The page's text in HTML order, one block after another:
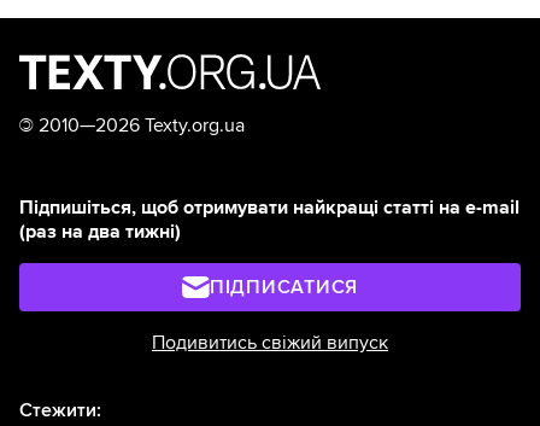
© 2010—2026 Texty.org.ua
Підпишіться, щоб отримувати найкращі статті на e-mail
(раз на два тижні)
ПІДПИСАТИСЯ
Подивитись свіжий випуск
Стежити: